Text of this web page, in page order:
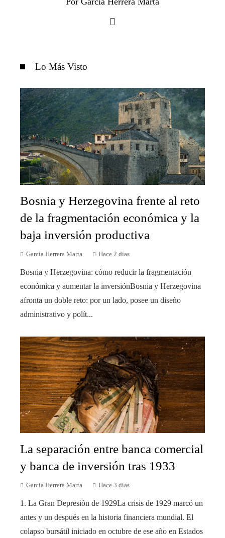
Lo Más Visto
Bosnia y Herzegovina frente al reto
de la fragmentación económica y la
baja inversión productiva
García Herrera Marta Hace 2 días
Bosnia y Herzegovina: cómo reducir la fragmentación
económica y aumentar la inversiónBosnia y Herzegovina
afronta un doble reto: por un lado, posee un diseño
administrativo y polít...
La separación entre banca comercial
y banca de inversión tras 1933
García Herrera Marta Hace 3 días
1. La Gran Depresión de 1929La crisis de 1929 marcó un
antes y un después en la historia financiera mundial. El
colapso bursátil iniciado en octubre de ese año en Estados